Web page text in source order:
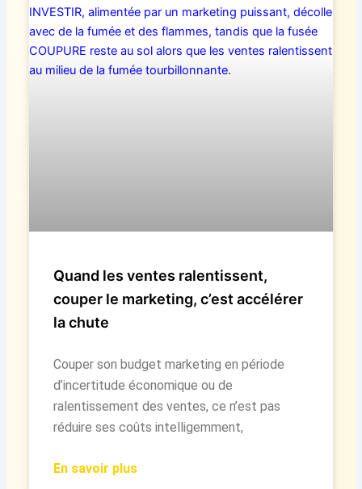
Quand les ventes ralentissent,
couper le marketing, c’est accélérer
la chute
Couper son budget marketing en période
d’incertitude économique ou de
ralentissement des ventes, ce n’est pas
réduire ses coûts intelligemment,
En savoir plus